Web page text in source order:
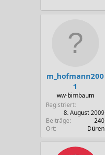
m_hofmann200
1
ww-birnbaum
Registriert
8. August 2009
Beiträge
240
Ort
Düren